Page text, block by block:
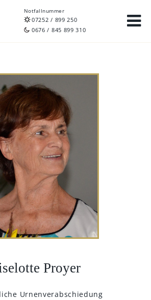
Notfallnummer
07252 / 899 250
0676 / 845 899 310
Proyer
Urnenverabschiedung